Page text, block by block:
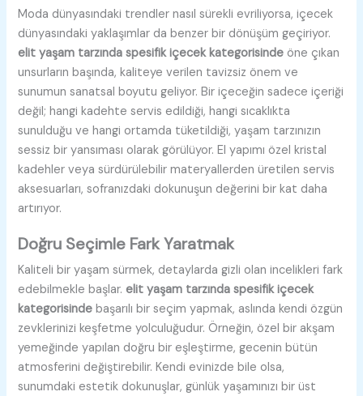
Moda dünyasındaki trendler nasıl sürekli evriliyorsa, içecek
dünyasındaki yaklaşımlar da benzer bir dönüşüm geçiriyor.
elit yaşam tarzında spesifik içecek kategorisinde öne çıkan
unsurların başında, kaliteye verilen tavizsiz önem ve
sunumun sanatsal boyutu geliyor. Bir içeceğin sadece içeriği
değil; hangi kadehte servis edildiği, hangi sıcaklıkta
sunulduğu ve hangi ortamda tüketildiği, yaşam tarzınızın
sessiz bir yansıması olarak görülüyor. El yapımı özel kristal
kadehler veya sürdürülebilir materyallerden üretilen servis
aksesuarları, sofranızdaki dokunuşun değerini bir kat daha
artırıyor.
Doğru Seçimle Fark Yaratmak
Kaliteli bir yaşam sürmek, detaylarda gizli olan incelikleri fark
edebilmekle başlar.elit yaşam tarzında spesifik içecek
kategorisinde başarılı bir seçim yapmak, aslında kendi özgün
zevklerinizi keşfetme yolculuğudur. Örneğin, özel bir akşam
yemeğinde yapılan doğru bir eşleştirme, gecenin bütün
atmosferini değiştirebilir. Kendi evinizde bile olsa,
sunumdaki estetik dokunuşlar, günlük yaşamınızı bir üst